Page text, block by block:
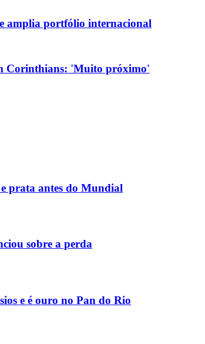
amplia portfólio internacional
Corinthians: 'Muito próximo'
prata antes do Mundial
sobre a perda
e é ouro no Pan do Rio